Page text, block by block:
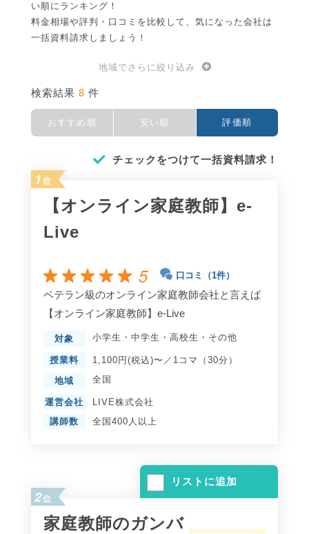
い順にランキング！
料金相場や評判・口コミを比較して、気になった会社は
一括資料請求しましょう！
地域でさらに絞り込み
検索結果 8 件
おすすめ順 安い順 評価順
チェックをつけて一括資料請求！
1 位
【オンライン家庭教師】e-
Live
5 口コミ（1件）
ベテラン級のオンライン家庭教師会社と言えば
【オンライン家庭教師】e-Live
対象 小学生 ・ 中学生 ・ 高校生 ・ その他
授業料 1,100円(税込)〜／1コマ（30分）
地域 全国
運営会社
LIVE株式会社
講師数
全国400人以上
リストに追加
2位
家庭教師のガンバ